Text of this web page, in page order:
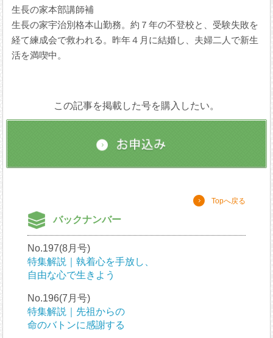
生長の家本部講師補
生長の家宇治別格本山勤務。約７年の不登校と、受験失敗を
経て練成会で救われる。昨年４月に結婚し、夫婦二人で新生
活を満喫中。
この記事を掲載した号を購入したい。
Topへ戻る
バックナンバー
No.197(8月号)
特集解説｜執着心を手放し、
自由な心で生きよう
No.196(7月号)
特集解説｜先祖からの
命のバトンに感謝する